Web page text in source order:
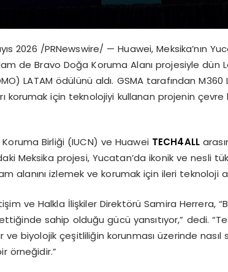
2026 /PRNewswire/ — Huawei, Meksika’nın
de Bravo Doğa Koruma Alanı projesiyle dün
LATAM ödülünü aldı. GSMA tarafından M360
korumak için teknolojiyi kullanan projenin çevre
Koruma Birliği (IUCN) ve Huawei TECH4ALL
Meksika projesi, Yucatan’da ikonik ve nesli
alanını izlemek ve korumak için ileri teknoloji
ve Halkla İlişkiler Direktörü Samira Herrera,
sahip olduğu gücü yansıtıyor,” dedi.
ve biyolojik çeşitliliğin korunması üzerinde
örneğidir.”